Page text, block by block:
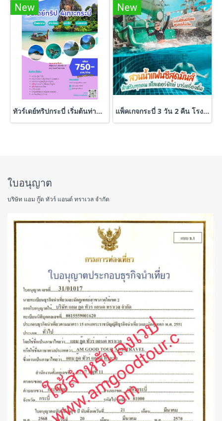
New
ทัวร์เดย์ทริปกระบี่ เริ่มต้นท่านละ 750 บาท
New
แพ็คเกจกระบี่ 3 วัน 2 คืน โรงแรมมีสวนน้ำ ที่พัก+ทัวร์ดำน้ำ
ใบอนุญาต
บริษัท แอม กู๊ด ทัวร์ แอนด์ ทราเวล จำกัด